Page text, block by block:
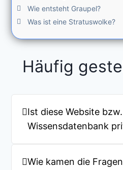
Wie entsteht Graupel?
Was ist eine Stratuswolke?
Häufig
Ist diese Website
Wissensdatenbank
Wie kamen die